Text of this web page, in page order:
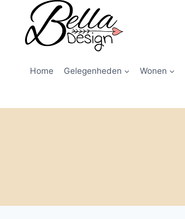
Home Gelegenheden Wonen